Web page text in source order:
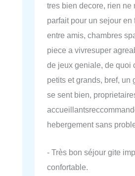
tres bien decore, rien ne
parfait pour un sejour en
entre amis, chambres
piece a vivresuper
de jeux geniale, de quoi
petits et grands, bref, un
se sent bien,
hebergement sans
- Très bon séjour gite
confortable.